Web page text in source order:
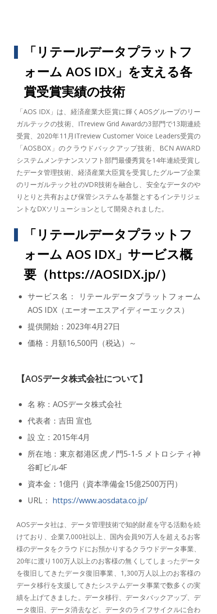
「リテールデータプラットフ
ォーム AOS IDX」を支える各
賞受賞実績の技術
「AOS IDX」は、経済産業大臣賞に輝くAOSグループのリー
ガルテックの技術、ITreview Grid Awardの3部門で13期連続
受賞、2020年11月ITreview Customer Voice Leaders受賞の
「AOSBOX」のクラウドバックアップ技術、BCN AWARD
システムメンテナンスソフト部門最優秀賞を14年連続受賞し
たデータ管理技術、経済産業大臣賞を受賞したグループ企業
のリーガルテック社のVDR技術を融合し、安全なデータのや
りとりと共有および保管システムを基盤とするインテリジェ
ントなDXソリューションとして開発されました。
「リテールデータプラットフ
ォーム AOS IDX」サービス概
要（https://AOSIDX.jp/）
サービス名： リテールデータプラットフォーム
AOS IDX（エーオーエスアイディーエックス）
提供開始：2023年4月27日
価格：月額16,500円（税込）～
【AOSデータ株式会社について】
名 称：AOSデータ株式会社
代表者：吉田 宣也
設 立：2015年4月
所在地：東京都港区虎ノ門5-1-5 メトロシティ神
谷町ビル4F
資本金：1億円（資本準備金15億2500万円）
URL： https://www.aosdata.co.jp/
AOSデータ社は、データ管理技術で知的財産を守る活動を続
けており、企業7,000社以上、国内会員90万人を超えるお客
様のデータをクラウドにお預かりするクラウドデータ事業、
20年に渡り100万人以上のお客様の無くしてしまったデータ
を復旧してきたデータ復旧事業、1,300万人以上のお客様の
データ移行を支援してきたシステムデータ事業で数多くの実
績を上げてきました。データ移行、データバックアップ、デ
ータ復旧、データ消去など、データのライフサイクルに合わ